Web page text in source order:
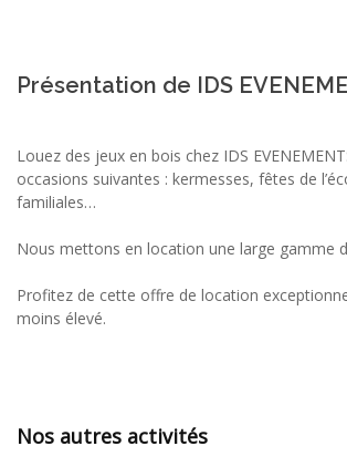
Présentation de IDS
Louez des jeux en bois chez IDS
occasions suivantes : kermesses, fêtes de
familiales…
Nous mettons en location une large gamme
Profitez de cette offre de location
moins élevé.
Nos autres activités